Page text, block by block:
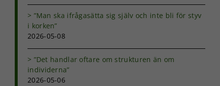
”Man ska ifrågasätta sig själv och inte bli för styv
i korken”
2026-05-08
”Det handlar oftare om strukturen än om
individerna”
2026-05-06